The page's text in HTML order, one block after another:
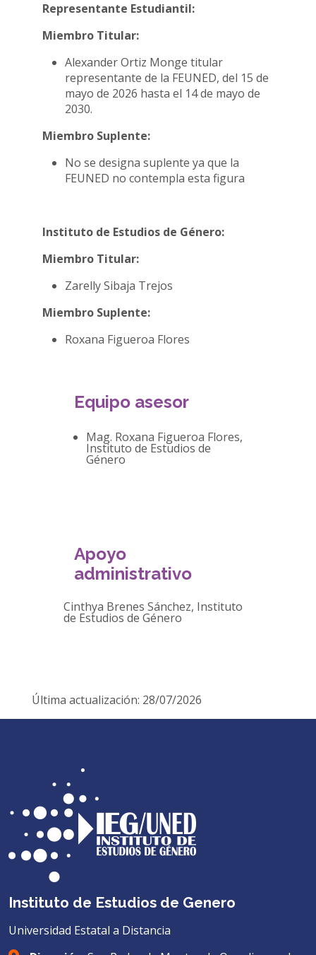
Representante Estudiantil:
Miembro Titular:
Alexander Ortiz Monge titular
representante de la FEUNED, del 15 de
mayo de 2026 hasta el 14 de mayo de
2030.
Miembro Suplente:
No se designa suplente ya que la
FEUNED no contempla esta figura
Instituto de Estudios de Género:
Miembro Titular:
Zarelly Sibaja Trejos
Miembro Suplente:
Roxana Figueroa Flores
Equipo asesor
Mag. Roxana Figueroa Flores,
Instituto de Estudios de
Género
Apoyo
administrativo
Cinthya Brenes Sánchez, Instituto
de Estudios de Género
Última actualización: 28/07/2026
Instituto de Estudios de Genero
Universidad Estatal a Distancia